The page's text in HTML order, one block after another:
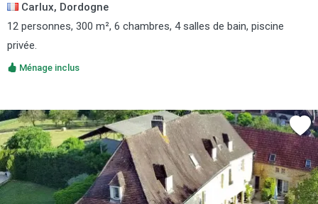
Carlux, Dordogne
12 personnes, 300 m², 6 chambres, 4 salles de bain, piscine
privée.
Ménage inclus